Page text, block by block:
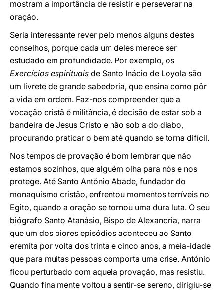
mostram a importância de resistir e perseverar na
oração.
Seria interessante rever pelo menos alguns destes
conselhos, porque cada um deles merece ser
estudado em profundidade. Por exemplo, os
Exercícios espirituais de Santo Inácio de Loyola são
um livrete de grande sabedoria, que ensina como pôr
a vida em ordem. Faz-nos compreender que a
vocação cristã é militância, é decisão de estar sob a
bandeira de Jesus Cristo e não sob a do diabo,
procurando praticar o bem até quando se torna difícil.
Nos tempos de provação é bom lembrar que não
estamos sozinhos, que alguém olha para nós e nos
protege. Até Santo António Abade, fundador do
monaquismo cristão, enfrentou momentos terríveis no
Egito, quando a oração se tornou uma dura luta. O seu
biógrafo Santo Atanásio, Bispo de Alexandria, narra
que um dos piores episódios aconteceu ao Santo
eremita por volta dos trinta e cinco anos, a meia-idade
que para muitas pessoas comporta uma crise. António
ficou perturbado com aquela provação, mas resistiu.
Quando finalmente voltou a sentir-se sereno, dirigiu-se